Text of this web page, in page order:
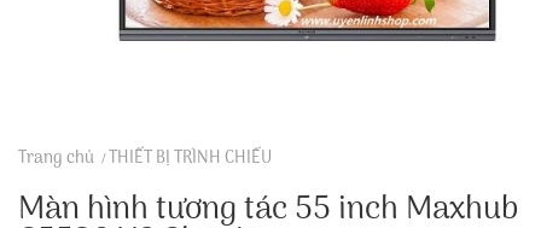
Trang chủ THIẾT BỊ TRÌNH CHIẾU
Màn hình tương tác 55 inch Maxhub